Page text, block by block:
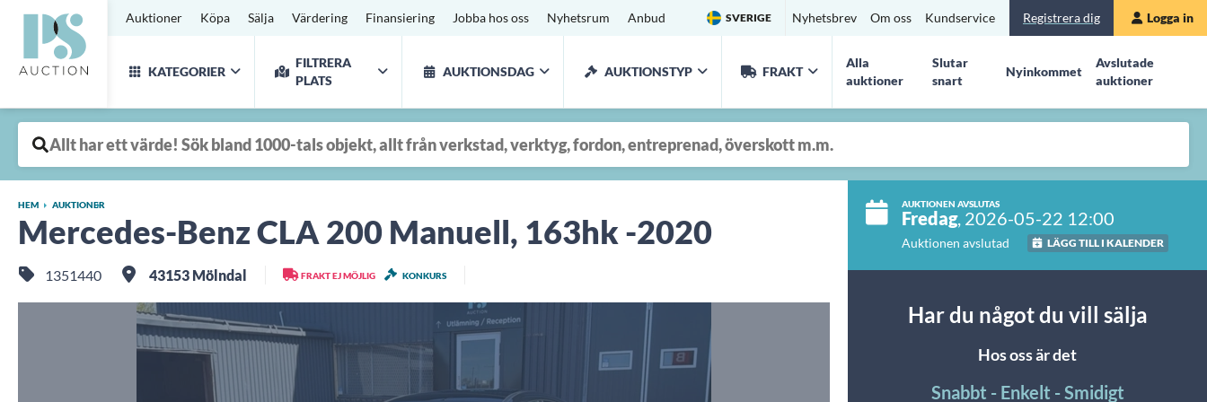
Auktioner Köpa Sälja Värdering Finansiering Jobba hos oss Nyhetsrum Anbud SVERIGE Nyhetsbrev Om oss Kundservice Registrera dig Logga in
KATEGORIER
FILTRERA
PLATS
AUKTIONSDAG AUKTIONSTYP FRAKT
Alla
auktioner
Slutar
snart
Nyinkommet
Avslutade
auktioner
AUKTIONEN AVSLUTAS
Fredag, 2026-05-22 12:00
Auktionen avslutad LÄGG TILL I KALENDER
Har du något du vill sälja
Hos oss är det
Snabbt - Enkelt - Smidigt
HEM AUKTIONER
Mercedes-Benz CLA 200 Manuell, 163hk -2020
1351440 43153 Mölndal FRAKT EJ MÖJLIG KONKURS